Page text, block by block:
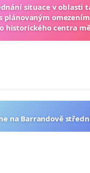
situace v oblasti
plánovaným
historického centra
na Barrandově